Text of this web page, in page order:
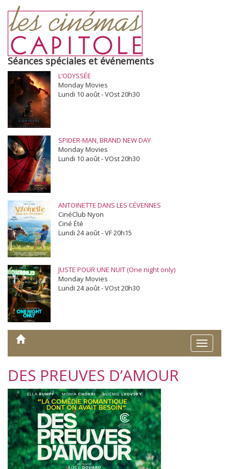
Séances spéciales et événements
L’ODYSSÉE
Monday Movies
Lundi 10 août - VOst 20h30
SPIDER-MAN, BRAND NEW DAY
Monday Movies
Lundi 10 août - VOst 20h30
ANTOINETTE DANS LES CÉVENNES
CinéClub Nyon
Ciné Été
Lundi 24 août - VF 20h15
JUSTE POUR UNE NUIT (One night only)
Monday Movies
Lundi 24 août - VOst 20h30
Toggle
DES PREUVES D’AMOUR